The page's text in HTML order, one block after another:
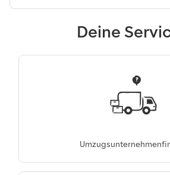
Deine
Umzugsunternehmen